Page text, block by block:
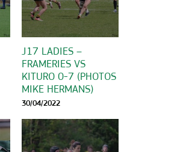
J17 LADIES –
FRAMERIES VS
KITURO 0-7 (PHOTOS
MIKE HERMANS)
30/04/2022